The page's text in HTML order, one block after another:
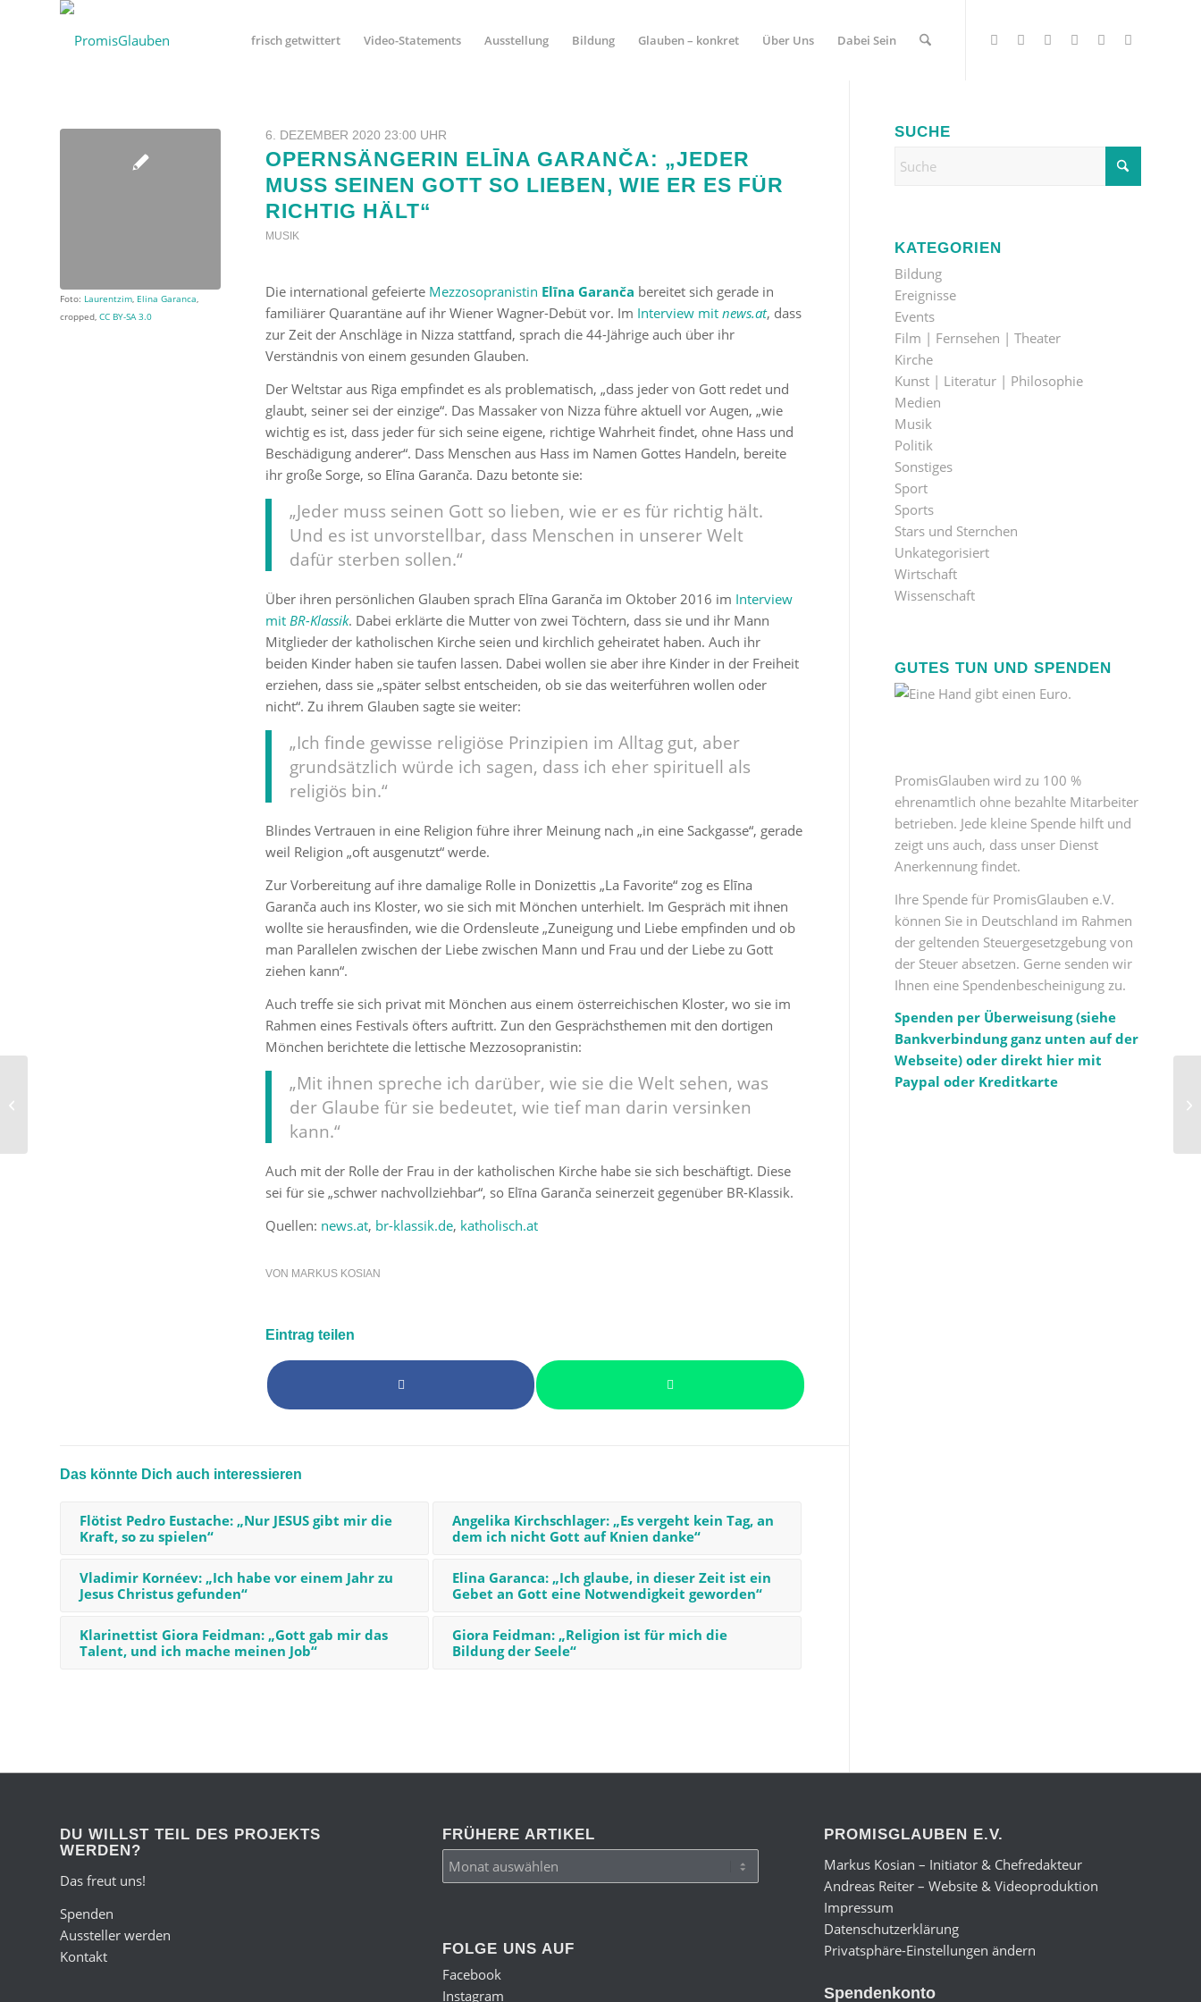
frisch getwittert Video-Statements Ausstellung Bildung Glauben – konkret Über Uns Dabei Sein
Foto: Laurentzim, Elina Garanca,
cropped, CC BY-SA 3.0
6. DEZEMBER 2020 23:00 UHR
OPERNSÄNGERIN ELĪNA GARANČA: „JEDER
MUSS SEINEN GOTT SO LIEBEN, WIE ER ES FÜR
RICHTIG HÄLT“
MUSIK
Die international gefeierte Mezzosopranistin Elīna Garanča bereitet sich gerade in
familiärer Quarantäne auf ihr Wiener Wagner-Debüt vor. Im Interview mit news.at, dass
zur Zeit der Anschläge in Nizza stattfand, sprach die 44-Jährige auch über ihr
Verständnis von einem gesunden Glauben.
Der Weltstar aus Riga empfindet es als problematisch, „dass jeder von Gott redet und
glaubt, seiner sei der einzige“. Das Massaker von Nizza führe aktuell vor Augen, „wie
wichtig es ist, dass jeder für sich seine eigene, richtige Wahrheit findet, ohne Hass und
Beschädigung anderer“. Dass Menschen aus Hass im Namen Gottes Handeln, bereite
ihr große Sorge, so Elīna Garanča. Dazu betonte sie:
„Jeder muss seinen Gott so lieben, wie er es für richtig hält.
Und es ist unvorstellbar, dass Menschen in unserer Welt
dafür sterben sollen.“
Über ihren persönlichen Glauben sprach Elīna Garanča im Oktober 2016 im Interview
mit BR-Klassik. Dabei erklärte die Mutter von zwei Töchtern, dass sie und ihr Mann
Mitglieder der katholischen Kirche seien und kirchlich geheiratet haben. Auch ihr
beiden Kinder haben sie taufen lassen. Dabei wollen sie aber ihre Kinder in der Freiheit
erziehen, dass sie „später selbst entscheiden, ob sie das weiterführen wollen oder
nicht“. Zu ihrem Glauben sagte sie weiter:
„Ich finde gewisse religiöse Prinzipien im Alltag gut, aber
grundsätzlich würde ich sagen, dass ich eher spirituell als
religiös bin.“
Blindes Vertrauen in eine Religion führe ihrer Meinung nach „in eine Sackgasse“, gerade
weil Religion „oft ausgenutzt“ werde.
Zur Vorbereitung auf ihre damalige Rolle in Donizettis „La Favorite“ zog es Elīna
Garanča auch ins Kloster, wo sie sich mit Mönchen unterhielt. Im Gespräch mit ihnen
wollte sie herausfinden, wie die Ordensleute „Zuneigung und Liebe empfinden und ob
man Parallelen zwischen der Liebe zwischen Mann und Frau und der Liebe zu Gott
ziehen kann“.
Auch treffe sie sich privat mit Mönchen aus einem österreichischen Kloster, wo sie im
Rahmen eines Festivals öfters auftritt. Zun den Gesprächsthemen mit den dortigen
Mönchen berichtete die lettische Mezzosopranistin:
„Mit ihnen spreche ich darüber, wie sie die Welt sehen, was
der Glaube für sie bedeutet, wie tief man darin versinken
kann.“
Auch mit der Rolle der Frau in der katholischen Kirche habe sie sich beschäftigt. Diese
sei für sie „schwer nachvollziehbar“, so Elīna Garanča seinerzeit gegenüber BR-Klassik.
Quellen: news.at, br-klassik.de, katholisch.at
VON MARKUS KOSIAN
Eintrag teilen
Das könnte Dich auch interessieren
Flötist Pedro Eustache: „Nur JESUS gibt mir die
Kraft, so zu spielen“
Angelika Kirchschlager: „Es vergeht kein Tag, an
dem ich nicht Gott auf Knien danke“
Vladimir Kornéev: „Ich habe vor einem Jahr zu
Jesus Christus gefunden“
Elina Garanca: „Ich glaube, in dieser Zeit ist ein
Gebet an Gott eine Notwendigkeit geworden“
Klarinettist Giora Feidman: „Gott gab mir das
Talent, und ich mache meinen Job“
Giora Feidman: „Religion ist für mich die
Bildung der Seele“
SUCHE
KATEGORIEN
Bildung
Ereignisse
Events
Film | Fernsehen | Theater
Kirche
Kunst | Literatur | Philosophie
Medien
Musik
Politik
Sonstiges
Sport
Sports
Stars und Sternchen
Unkategorisiert
Wirtschaft
Wissenschaft
GUTES TUN UND SPENDEN
PromisGlauben wird zu 100 %
ehrenamtlich ohne bezahlte Mitarbeiter
betrieben. Jede kleine Spende hilft und
zeigt uns auch, dass unser Dienst
Anerkennung findet.
Ihre Spende für PromisGlauben e.V.
können Sie in Deutschland im Rahmen
der geltenden Steuergesetzgebung von
der Steuer absetzen. Gerne senden wir
Ihnen eine Spendenbescheinigung zu.
Spenden per Überweisung (siehe
Bankverbindung ganz unten auf der
Webseite) oder direkt hier mit
Paypal oder Kreditkarte
DU WILLST TEIL DES PROJEKTS
WERDEN?
Das freut uns!
Spenden
Aussteller werden
Kontakt
FRÜHERE ARTIKEL
FOLGE UNS AUF
Facebook
Instagram
PROMISGLAUBEN E.V.
Markus Kosian – Initiator & Chefredakteur
Andreas Reiter – Website & Videoproduktion
Impressum
Datenschutzerklärung
Privatsphäre-Einstellungen ändern
Spendenkonto